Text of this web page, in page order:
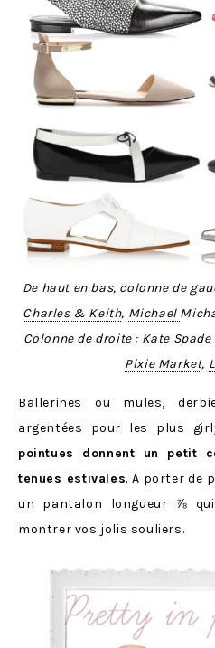
De haut en bas, colonne de
Charles & Keith, Michael
Colonne de droite : Kate Spade
Pixie Market,
Ballerines ou mules,
argentées pour les plus
pointues donnent un petit
tenues estivales. A porter de
un pantalon longueur ⅞
montrer vos jolis souliers.